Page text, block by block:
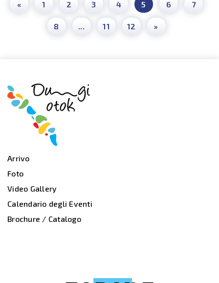
« 1 2 3 4 5 6 7
8 ... 11 12 »
Arrivo
Foto
Video Gallery
Calendario degli Eventi
Brochure / Catalogo